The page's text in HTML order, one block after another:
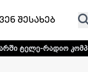
შესახებ
„თრიალეთს!